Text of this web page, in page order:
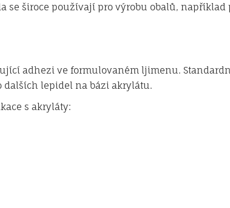
se široce používají pro výrobu obalů, například
adhezi ve formulovaném ljimenu.
lepidel na bázi akrylátu.
s akryláty: